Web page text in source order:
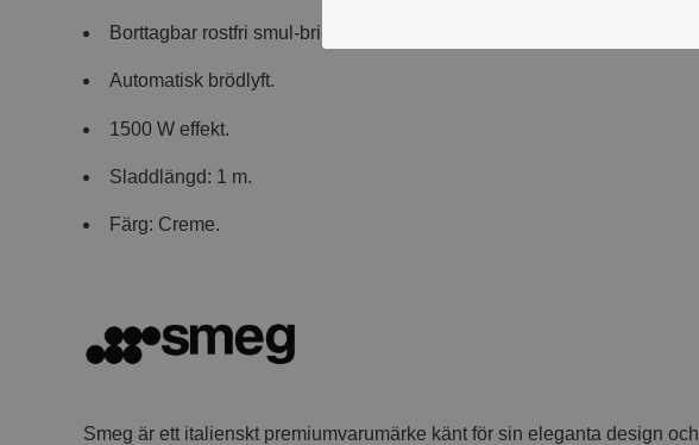
Borttagbar rostfri smul-bricka.
Automatisk brödlyft.
1500 W effekt.
Sladdlängd: 1 m.
Färg: Creme.
Smeg är ett italienskt premiumvarumärke känt för sin eleganta design och